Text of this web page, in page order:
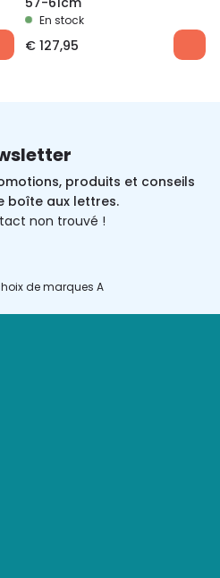
En stock
€ 127,95
produits et conseils
boîte aux lettres.
non trouvé !
de marques A